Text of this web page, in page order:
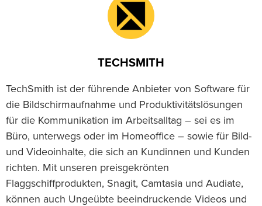
TECHSMITH
TechSmith ist der führende Anbieter von Software für
die Bildschirmaufnahme und Produktivitätslösungen
für die Kommunikation im Arbeitsalltag – sei es im
Büro, unterwegs oder im Homeoffice – sowie für Bild-
und Videoinhalte, die sich an Kundinnen und Kunden
richten. Mit unseren preisgekrönten
Flaggschiffprodukten, Snagit, Camtasia und Audiate,
können auch Ungeübte beeindruckende Videos und